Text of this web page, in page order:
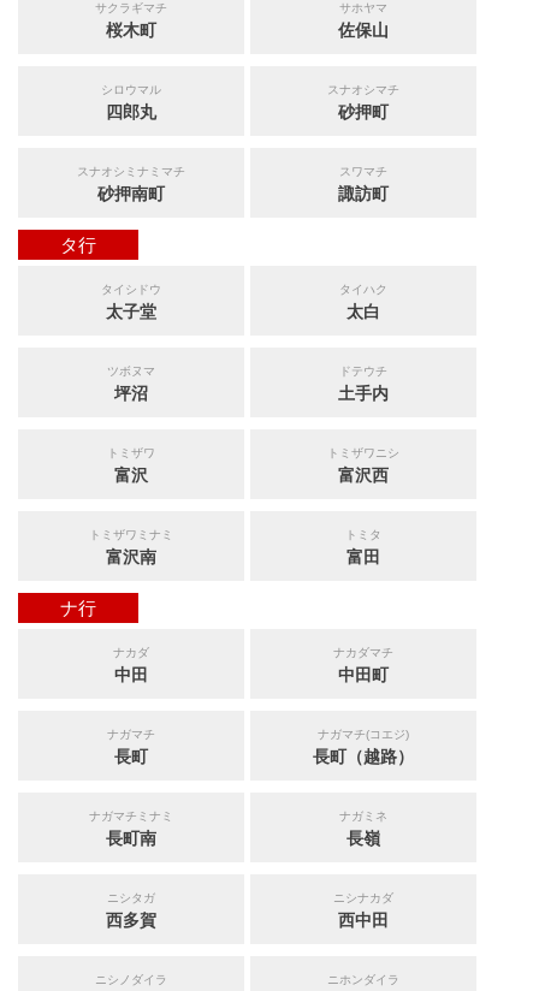
サクラギマチ
桜木町
サホヤマ
佐保山
シロウマル
四郎丸
スナオシマチ
砂押町
スナオシミナミマチ
砂押南町
スワマチ
諏訪町
タ行
タイシドウ
太子堂
タイハク
太白
ツボヌマ
坪沼
ドテウチ
土手内
トミザワ
富沢
トミザワニシ
富沢西
トミザワミナミ
富沢南
トミタ
富田
ナ行
ナカダ
中田
ナカダマチ
中田町
ナガマチ
長町
ナガマチ(コエジ)
長町（越路）
ナガマチミナミ
長町南
ナガミネ
長嶺
ニシタガ
西多賀
ニシナカダ
西中田
ニシノダイラ ニホンダイラ